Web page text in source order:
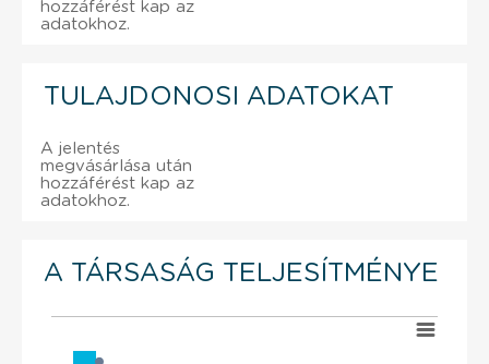
hozzáférést kap az
adatokhoz.
TULAJDONOSI ADATOKAT
A jelentés
megvásárlása után
hozzáférést kap az
adatokhoz.
A TÁRSASÁG TELJESÍTMÉNYE